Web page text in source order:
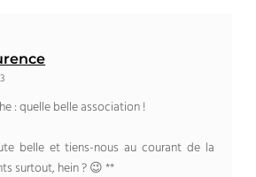
: quelle belle association !
belle et tiens-nous au courant de la
surtout, hein ? 😉 **